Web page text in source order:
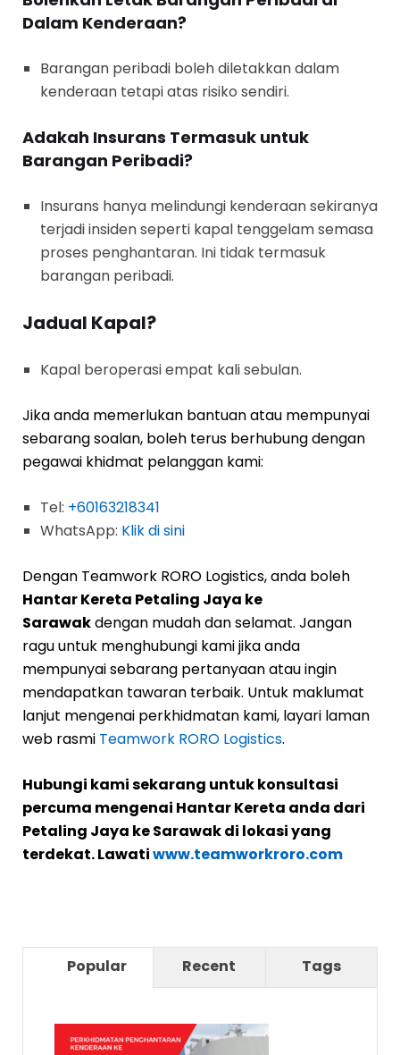
Dalam Kenderaan?
Barangan peribadi boleh diletakkan dalam
kenderaan tetapi atas risiko sendiri.
Adakah Insurans Termasuk untuk
Barangan Peribadi?
Insurans hanya melindungi kenderaan sekiranya
terjadi insiden seperti kapal tenggelam semasa
proses penghantaran. Ini tidak termasuk
barangan peribadi.
Jadual Kapal?
Kapal beroperasi empat kali sebulan.
Jika anda memerlukan bantuan atau mempunyai
sebarang soalan, boleh terus berhubung dengan
pegawai khidmat pelanggan kami:
Tel: +60163218341
WhatsApp: Klik di sini
Dengan Teamwork RORO Logistics, anda boleh
Hantar Kereta Petaling Jaya ke
Sarawakdengan mudah dan selamat. Jangan
ragu untuk menghubungi kami jika anda
mempunyai sebarang pertanyaan atau ingin
mendapatkan tawaran terbaik. Untuk maklumat
lanjut mengenai perkhidmatan kami, layari laman
web rasmi Teamwork RORO Logistics.
Hubungi kami sekarang untuk konsultasi
percuma mengenai Hantar Kereta anda dari
Petaling Jaya ke Sarawak di lokasi yang
terdekat. Lawatiwww.teamworkroro.com
Popular Recent Tags